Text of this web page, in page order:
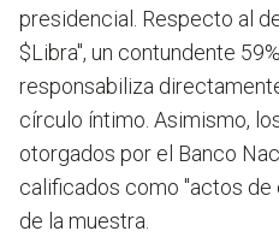
presidencial. Respecto al
$Libra", un contundente
responsabiliza
círculo íntimo. Asimismo,
otorgados por el Banco
calificados como "actos de
de la muestra.